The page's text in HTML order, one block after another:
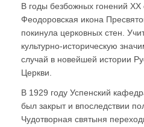
В годы безбожных гонений XX
Феодоровская икона
покинула церковных стен.
культурно-историческую
случай в новейшей истории
Церкви.
В 1929 году Успенский
был закрыт и впоследствии
Чудотворная святыня